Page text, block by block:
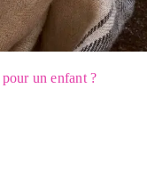
un enfant ?